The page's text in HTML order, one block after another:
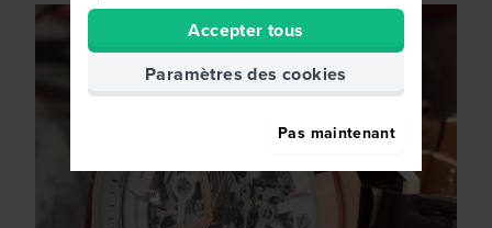
Accepter tous
Paramètres des cookies
Pas maintenant